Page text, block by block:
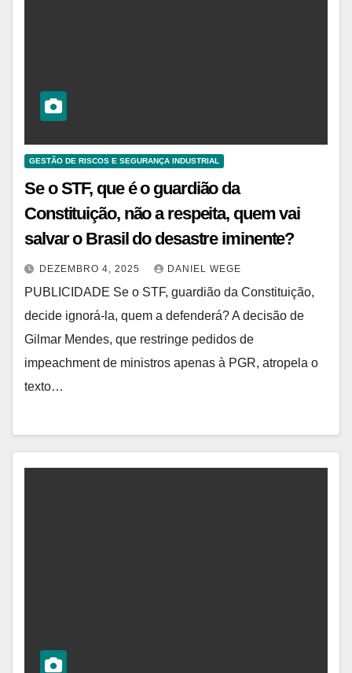
GESTÃO DE RISCOS E SEGURANÇA INDUSTRIAL
Se o STF, que é o guardião da
Constituição, não a respeita, quem vai
salvar o Brasil do desastre iminente?
DEZEMBRO 4, 2025 DANIEL WEGE
PUBLICIDADE Se o STF, guardião da Constituição,
decide ignorá-la, quem a defenderá? A decisão de
Gilmar Mendes, que restringe pedidos de
impeachment de ministros apenas à PGR, atropela o
texto…